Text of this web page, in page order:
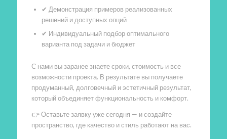
✔ Демонстрация примеров реализованных
решений и доступных опций
✔ Индивидуальный подбор оптимального
варианта под задачи и бюджет
С нами вы заранее знаете сроки, стоимость и все
возможности проекта. В результате вы получаете
продуманный, долговечный и эстетичный результат,
который объединяет функциональность и комфорт.
👉 Оставьте заявку уже сегодня — и создайте
пространство, где качество и стиль работают на вас.